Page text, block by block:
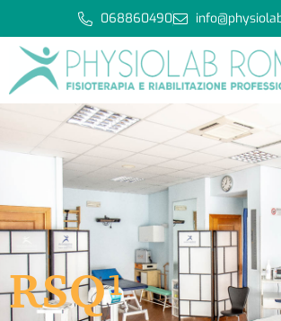
068860490
RSQ¹